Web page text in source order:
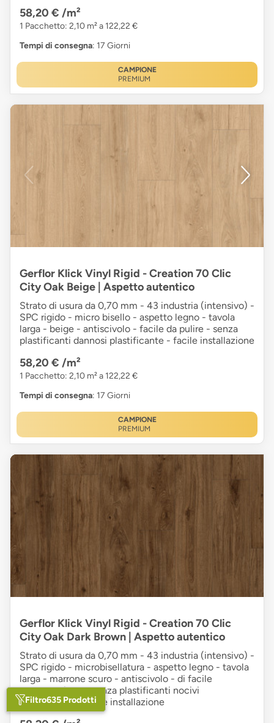
58,20 € /m²
1 Pacchetto: 2,10 m² a 122,22 €
Tempi di consegna: 17 Giorni
CAMPIONE
PREMIUM
Gerflor Klick Vinyl Rigid - Creation 70 Clic
City Oak Beige | Aspetto autentico
Strato di usura da 0,70 mm - 43 industria (intensivo) -
SPC rigido - micro bisello - aspetto legno - tavola
larga - beige - antiscivolo - facile da pulire - senza
plastificanti dannosi plastificante - facile installazione
58,20 € /m²
1 Pacchetto: 2,10 m² a 122,22 €
Tempi di consegna: 17 Giorni
CAMPIONE
PREMIUM
Gerflor Klick Vinyl Rigid - Creation 70 Clic
City Oak Dark Brown | Aspetto autentico
Strato di usura da 0,70 mm - 43 industria (intensivo) -
SPC rigido - microbisellatura - aspetto legno - tavola
larga - marrone scuro - antiscivolo - di facile
manutenzione - senza plastificanti nocivi
plastificante - facile installazione
Filtro635 Prodotti